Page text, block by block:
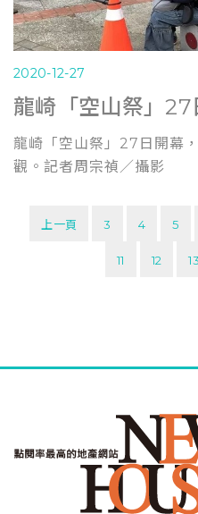
2020-12-27
龍崎「空山祭」27日開幕
觀。記者周宗禎／攝影
上一頁 3 4 5
11 12 13